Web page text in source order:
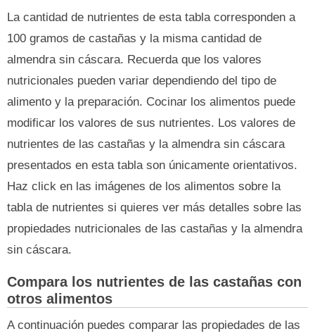
La cantidad de nutrientes de esta tabla corresponden a
100 gramos de castañas y la misma cantidad de
almendra sin cáscara. Recuerda que los valores
nutricionales pueden variar dependiendo del tipo de
alimento y la preparación. Cocinar los alimentos puede
modificar los valores de sus nutrientes. Los valores de
nutrientes de las castañas y la almendra sin cáscara
presentados en esta tabla son únicamente orientativos.
Haz click en las imágenes de los alimentos sobre la
tabla de nutrientes si quieres ver más detalles sobre las
propiedades nutricionales de las castañas y la almendra
sin cáscara.
Compara los nutrientes de las castañas con
otros alimentos
A continuación puedes comparar las propiedades de las